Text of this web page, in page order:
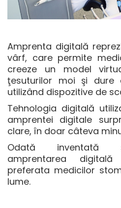
Amprenta digitală
vârf, care permite
creeze un model
ţesuturilor moi şi dure
utilizând dispozitive de
Tehnologia digitală
amprentei digitale
clare, în doar câteva
Odată inventată
amprentarea
preferata medicilor
lume.